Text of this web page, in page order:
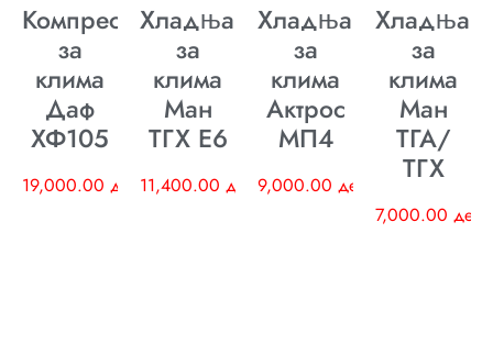
Компресор
за
клима
Даф
ХФ105
19,000.00 ден
Хладњак
за
клима
Ман
ТГХ E6
11,400.00 ден
Хладњак
за
клима
Актрос
МП4
9,000.00 ден
Хладњак
за
клима
Ман
ТГА/
ТГХ
7,000.00 ден